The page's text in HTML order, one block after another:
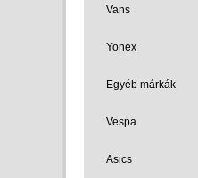
Vans
Yonex
Egyéb márkák
Vespa
Asics